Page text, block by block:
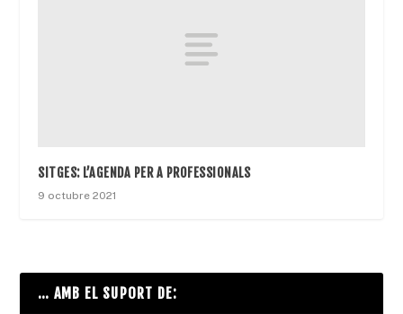
SITGES: L’AGENDA PER A PROFESSIONALS
9 octubre 2021
… AMB EL SUPORT DE: